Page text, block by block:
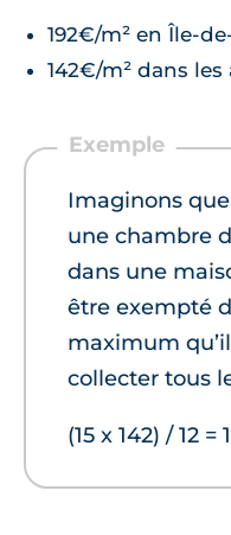
192€/m² en Île-
142€/m² dans
Imaginons
une chambre
dans une
être exempté
maximum
collecter tous
(15 x 142) / 12 =